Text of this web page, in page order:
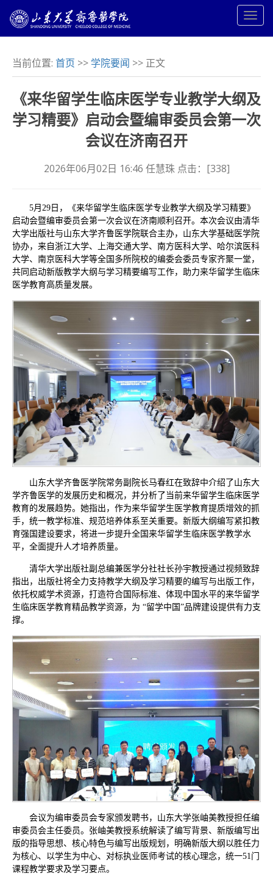
当前位置: 首页 >> 学院要闻 >> 正文
《来华留学生临床医学专业教学大纲及
学习精要》启动会暨编审委员会第一次
会议在济南召开
2026年06月02日 16:46 任慧珠 点击：[338]
5月29日，《来华留学生临床医学专业教学大纲及学习精要》
启动会暨编审委员会第一次会议在济南顺利召开。本次会议由清华
大学出版社与山东大学齐鲁医学院联合主办，山东大学基础医学院
协办，来自浙江大学、上海交通大学、南方医科大学、哈尔滨医科
大学、南京医科大学等全国多所院校的编委会委员专家齐聚一堂，
共同启动新版教学大纲与学习精要编写工作，助力来华留学生临床
医学教育高质量发展。
山东大学齐鲁医学院常务副院长马春红在致辞中介绍了山东大
学齐鲁医学的发展历史和概况，并分析了当前来华留学生临床医学
教育的发展趋势。她指出，作为来华留学生医学教育提质增效的抓
手，统一教学标准、规范培养体系至关重要。新版大纲编写紧扣教
育强国建设要求，将进一步提升全国来华留学生临床医学教学水
平，全面提升人才培养质量。
清华大学出版社副总编兼医学分社社长孙宇教授通过视频致辞
指出，出版社将全力支持教学大纲及学习精要的编写与出版工作，
依托权威学术资源，打造符合国际标准、体现中国水平的来华留学
生临床医学教育精品教学资源，为 “留学中国”品牌建设提供有力支
撑。
会议为编审委员会专家颁发聘书，山东大学张岫美教授担任编
审委员会主任委员。张岫美教授系统解读了编写背景、新版编写出
版的指导思想、核心特色与编写出版规划，明确新版大纲以胜任力
为核心、以学生为中心、对标执业医师考试的核心理念，统一51门
课程教学要求及学习要点。